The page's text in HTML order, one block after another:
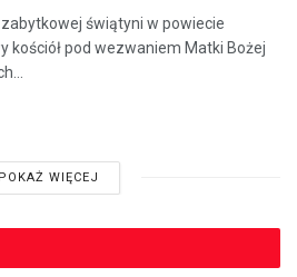
świątyni w powiecie
kościół pod wezwaniem Matki Bożej
POKAŻ WIĘCEJ